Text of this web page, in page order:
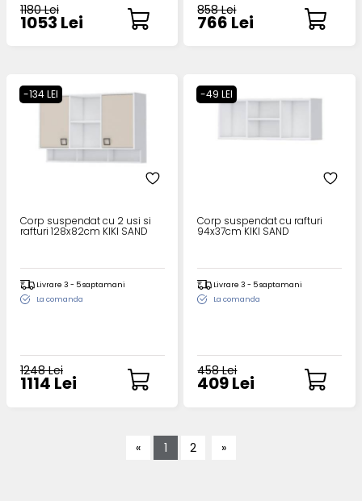
1180 Lei
1053 Lei
858 Lei
766 Lei
-134 LEI
Corp suspendat cu 2 usi si
rafturi 128x82cm KIKI SAND
Livrare 3 - 5 saptamani
La comanda
1248 Lei
1114 Lei
-49 LEI
Corp suspendat cu rafturi
94x37cm KIKI SAND
Livrare 3 - 5 saptamani
La comanda
458 Lei
409 Lei
« 1 2 »